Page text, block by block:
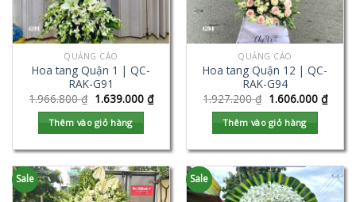
QUẢNG CÁO
Hoa tang Quận 1 | QC-
RAK-G91
1.966.800₫ 1.639.000 ₫
Thêm vào giỏ hàng
QUẢNG CÁO
Hoa tang Quận 12 | QC-
RAK-G94
1.927.200₫ 1.606.000 ₫
Thêm vào giỏ hàng
Sale Sale